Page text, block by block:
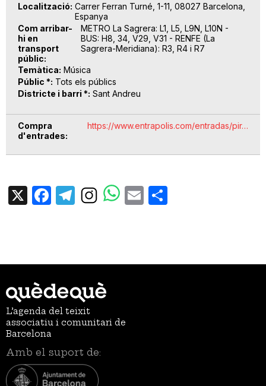
Localització Carrer Ferran Turné, 1-11, 08027 Barcelona,
Espanya
Com arribar-
hi en
transport
públic
METRO La Sagrera: L1, L5, L9N, L10N -
BUS: H8, 34, V29, V31 - RENFE (La
Sagrera-Meridiana): R3, R4 i R7
Temàtica Música
Públic * Tots els públics
Districte i barri * Sant Andreu
Compra
d'entrades
https://www.entrapolis.com/entradas/pir…
X Facebook
TelegramEmail
L’agenda del teixit
associatiu i comunitari de
Barcelona
Amb el suport de: